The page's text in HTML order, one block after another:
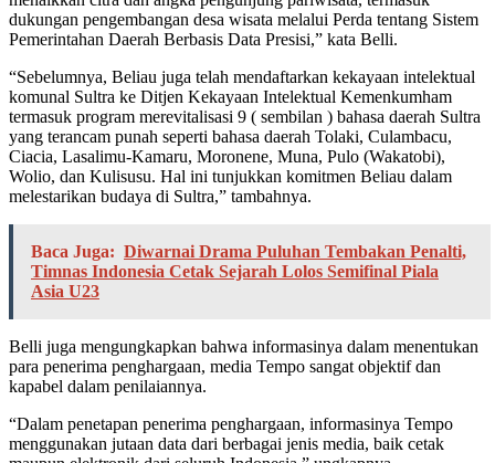
dukungan pengembangan desa wisata melalui Perda tentang Sistem
Pemerintahan Daerah Berbasis Data Presisi,” kata Belli.
“Sebelumnya, Beliau juga telah mendaftarkan kekayaan intelektual
komunal Sultra ke Ditjen Kekayaan Intelektual Kemenkumham
termasuk program merevitalisasi 9 ( sembilan ) bahasa daerah Sultra
yang terancam punah seperti bahasa daerah Tolaki, Culambacu,
Ciacia, Lasalimu-Kamaru, Moronene, Muna, Pulo (Wakatobi),
Wolio, dan Kulisusu. Hal ini tunjukkan komitmen Beliau dalam
melestarikan budaya di Sultra,” tambahnya.
Baca Juga: Diwarnai Drama Puluhan Tembakan Penalti,
Timnas Indonesia Cetak Sejarah Lolos Semifinal Piala
Asia U23
Belli juga mengungkapkan bahwa informasinya dalam menentukan
para penerima penghargaan, media Tempo sangat objektif dan
kapabel dalam penilaiannya.
“Dalam penetapan penerima penghargaan, informasinya Tempo
menggunakan jutaan data dari berbagai jenis media, baik cetak